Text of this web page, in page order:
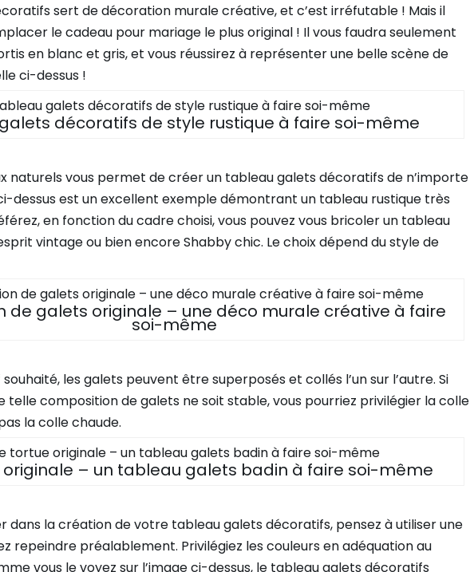
sert de décoration murale créative, et c’est irréfutable ! Mais il
le cadeau pour mariage le plus original ! Il vous faudra seulement
en blanc et gris, et vous réussirez à représenter une belle scène de
ci-dessus !
décoratifs de style rustique à faire soi-même
naturels vous permet de créer un tableau galets décoratifs de n’importe
dessus est un excellent exemple démontrant un tableau rustique très
en fonction du cadre choisi, vous pouvez vous bricoler un tableau
vintage ou bien encore Shabby chic. Le choix dépend du style de
de galets originale – une déco murale créative à faire
soi-même
les galets peuvent être superposés et collés l’un sur l’autre. Si
telle composition de galets ne soit stable, vous pourriez privilégier la colle
la colle chaude.
originale – un tableau galets badin à faire soi-même
dans la création de votre tableau galets décoratifs, pensez à utiliser une
repeindre préalablement. Privilégiez les couleurs en adéquation au
vous le voyez sur l’image ci-dessus, le tableau galets décoratifs